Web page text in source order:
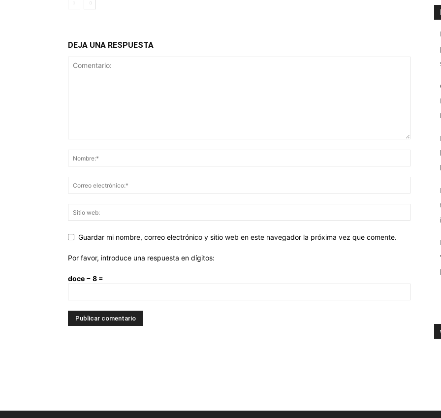
DEJA UNA RESPUESTA
Guardar mi nombre, correo electrónico y sitio web en este navegador la próxima vez que comente.
Por favor, introduce una respuesta en dígitos:
doce − 8 =